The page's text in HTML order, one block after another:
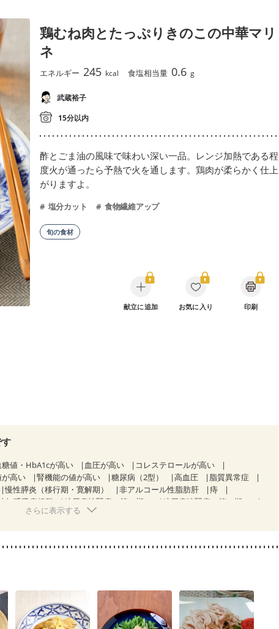
鶏むね肉とたっぷりきのこの中華マリ
ネ
エネルギー 245 kcal 食塩相当量 0.6 g
武蔵裕子
15分以内
酢とごま油の風味で味わい深い一品。レンジ加熱である程
度火が通ったら予熱で火を通します。鶏肉が柔らかく仕上
がりますよ。
塩分カット 食物繊維アップ
旬の食材
献立に追加 お気に入り 印刷
糖値・HbA1cが高い 血圧が高い
コレステロールが高い
高い 腎機能の値が高い 糖尿病（2型） 高血圧
脂質異常症
慢性膵炎（移行期・寛解期） 非アルコール性脂肪肝
痔
無呼吸症候群 糖尿病性腎症（第１期）
糖尿病性腎症（第２期）
CKD（ステージ２）
・血糖値が気になる（初期） 妊娠高血圧(中期)
妊娠糖尿病(初期)
さらに表示する